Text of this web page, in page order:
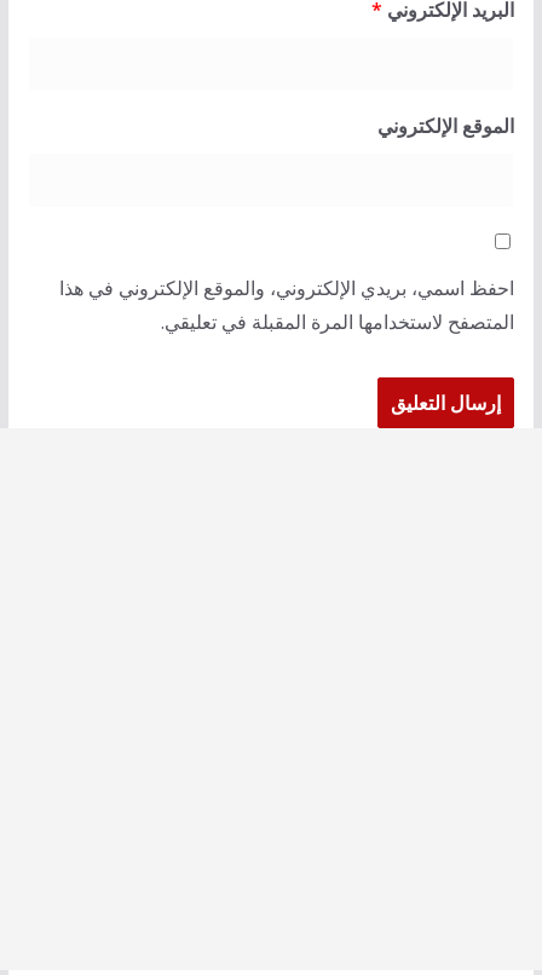
البريد الإلكتروني *
الموقع الإلكتروني
احفظ اسمي، بريدي الإلكتروني، والموقع الإلكتروني في هذا
المتصفح لاستخدامها المرة المقبلة في تعليقي.